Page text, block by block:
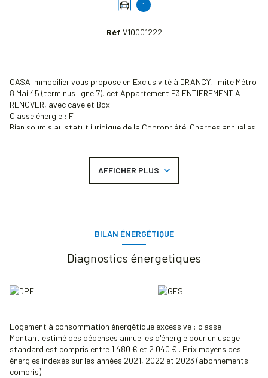
1
Réf V10001222
CASA Immobilier vous propose en Exclusivité à DRANCY, limite Métro
8 Mai 45 (terminus ligne 7), cet Appartement F3 ENTIEREMENT A
RENOVER, avec cave et Box.
Classe énergie : F
Bien soumis au statut juridique de la Copropriété. Charges annuelles
Honoraires charge vendeur. Agent Immobilier.
Les informations sur les risques auxquels ce bien est exposé sont
disponibles sur le site Géorisques : www.georisques.gouv.fr
AFFICHER PLUS
BILAN ÉNERGÉTIQUE
Diagnostics énergetiques
Logement à consommation énergétique excessive : classe F
Montant estimé des dépenses annuelles d'énergie pour un usage
standard est compris entre 1 480 € et 2 040 € . Prix moyens des
énergies indexés sur les années 2021, 2022 et 2023 (abonnements
compris).